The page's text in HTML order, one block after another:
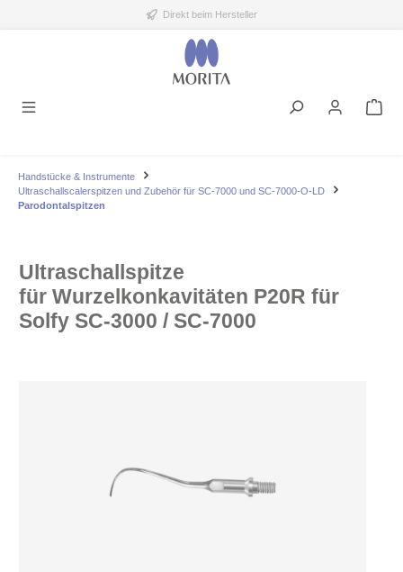
Direkt beim Hersteller
Handstücke & Instrumente
Ultraschallscalerspitzen und Zubehör für SC-7000 und SC-7000-O-LD
Parodontalspitzen
Ultraschallspitze
für Wurzelkonkavitäten P20R für
Solfy SC-3000 / SC-7000